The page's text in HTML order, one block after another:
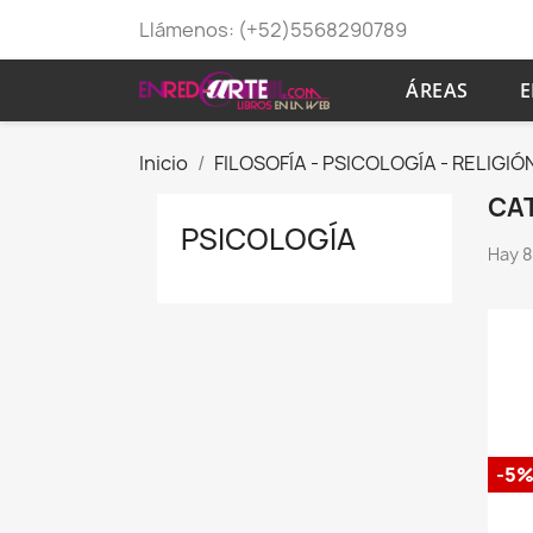
Llámenos: (+52)5568290789
ÁREAS
Inicio FILOSOFÍA - PSICOLOGÍA -
PSICOLOGÍA Hay
-5%